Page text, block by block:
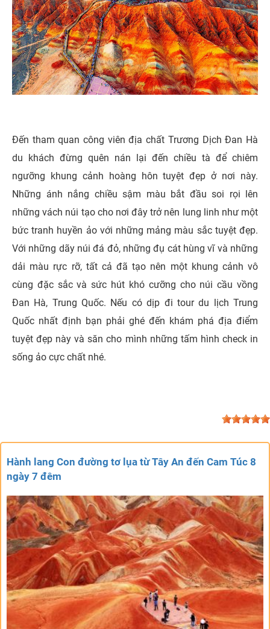
Đến tham quan công viên địa chất Trương Dịch Đan Hà
du khách đừng quên nán lại đến chiều tà để chiêm
ngưỡng khung cảnh hoàng hôn tuyệt đẹp ở nơi này.
Những ánh nắng chiều sậm màu bắt đầu soi rọi lên
những vách núi tạo cho nơi đây trở nên lung linh như một
bức tranh huyền ảo với những mảng màu sắc tuyệt đẹp.
Với những dãy núi đá đỏ, những đụ cát hùng vĩ và những
dải màu rực rỡ, tất cả đã tạo nên một khung cảnh vô
cùng đặc sắc và sức hút khó cưỡng cho núi cầu vồng
Đan Hà, Trung Quốc. Nếu có dịp đi tour du lịch Trung
Quốc nhất định bạn phải ghé đến khám phá địa điểm
tuyệt đẹp này và săn cho mình những tấm hình check in
sống ảo cực chất nhé.
Hành lang Con đường tơ lụa từ Tây An đến Cam Túc 8
ngày 7 đêm